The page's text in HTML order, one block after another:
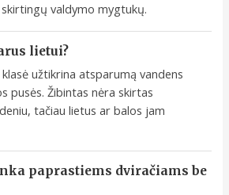
valdymo mygtukų.
lietui?
užtikrina atsparumą vandens
pusės. Žibintas nėra skirtas
tačiau lietus ar balos jam
paprastiems dviračiams be